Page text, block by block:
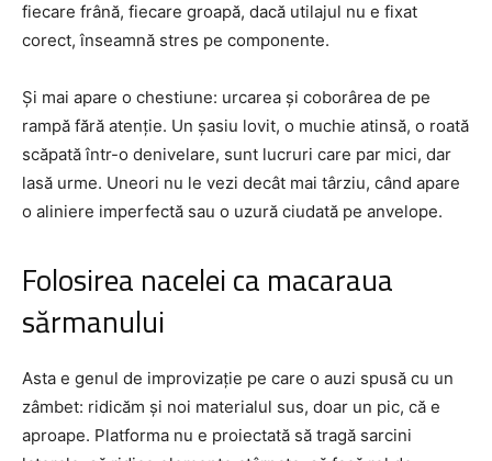
fiecare frână, fiecare groapă, dacă utilajul nu e fixat
corect, înseamnă stres pe componente.
Și mai apare o chestiune: urcarea și coborârea de pe
rampă fără atenție. Un șasiu lovit, o muchie atinsă, o roată
scăpată într-o denivelare, sunt lucruri care par mici, dar
lasă urme. Uneori nu le vezi decât mai târziu, când apare
o aliniere imperfectă sau o uzură ciudată pe anvelope.
Folosirea nacelei ca macaraua
sărmanului
Asta e genul de improvizație pe care o auzi spusă cu un
zâmbet: ridicăm și noi materialul sus, doar un pic, că e
aproape. Platforma nu e proiectată să tragă sarcini